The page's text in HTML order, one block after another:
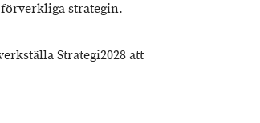
strategin.
Strategi2028 att